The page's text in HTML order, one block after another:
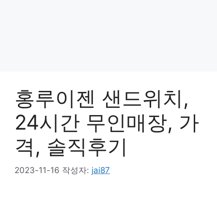
홍루이젠 샌드위치,
24시간 무인매장, 가
격, 솔직후기
2023-11-16 작성자: jai87